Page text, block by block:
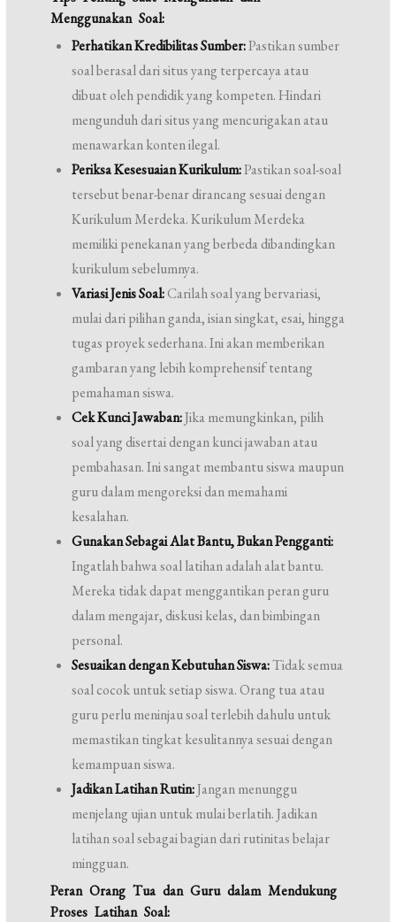
Menggunakan Soal:
Perhatikan Kredibilitas Sumber:Pastikan sumber
soal berasal dari situs yang terpercaya atau
dibuat oleh pendidik yang kompeten. Hindari
mengunduh dari situs yang mencurigakan atau
menawarkan konten ilegal.
Periksa Kesesuaian Kurikulum:Pastikan soal-soal
tersebut benar-benar dirancang sesuai dengan
Kurikulum Merdeka. Kurikulum Merdeka
memiliki penekanan yang berbeda dibandingkan
kurikulum sebelumnya.
Variasi Jenis Soal:Carilah soal yang bervariasi,
mulai dari pilihan ganda, isian singkat, esai, hingga
tugas proyek sederhana. Ini akan memberikan
gambaran yang lebih komprehensif tentang
pemahaman siswa.
Cek Kunci Jawaban:Jika memungkinkan, pilih
soal yang disertai dengan kunci jawaban atau
pembahasan. Ini sangat membantu siswa maupun
guru dalam mengoreksi dan memahami
kesalahan.
Gunakan Sebagai Alat Bantu, Bukan Pengganti:
Ingatlah bahwa soal latihan adalah alat bantu.
Mereka tidak dapat menggantikan peran guru
dalam mengajar, diskusi kelas, dan bimbingan
personal.
Sesuaikan dengan Kebutuhan Siswa:Tidak semua
soal cocok untuk setiap siswa. Orang tua atau
guru perlu meninjau soal terlebih dahulu untuk
memastikan tingkat kesulitannya sesuai dengan
kemampuan siswa.
Jadikan Latihan Rutin:Jangan menunggu
menjelang ujian untuk mulai berlatih. Jadikan
latihan soal sebagai bagian dari rutinitas belajar
mingguan.
Peran Orang Tua dan Guru dalam Mendukung
Proses Latihan Soal: